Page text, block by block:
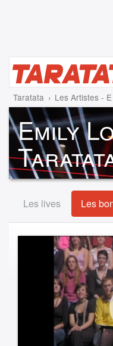
Taratata Les Artistes - E
Emily
Les lives Les